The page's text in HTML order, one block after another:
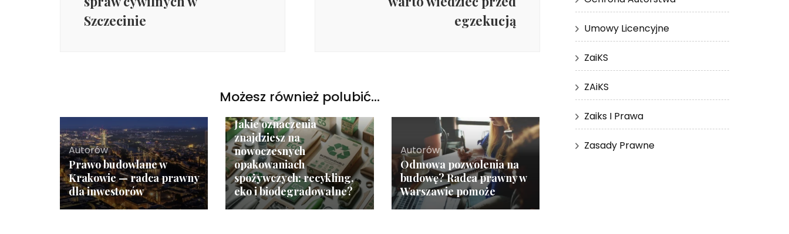
Szczecinie
egzekucją
Możesz również polubić…
Autorów
Prawo budowlane w
Krakowie — radca prawny
dla inwestorów
Jakie oznaczenia
znajdziesz na
nowoczesnych
opakowaniach
spożywczych: recykling,
eko i biodegradowalne?
Autorów
Odmowa pozwolenia na
budowę? Radca prawny w
Warszawie pomoże
Umowy Licencyjne
ZaiKS
ZAiKS
Zaiks I Prawa
Zasady Prawne